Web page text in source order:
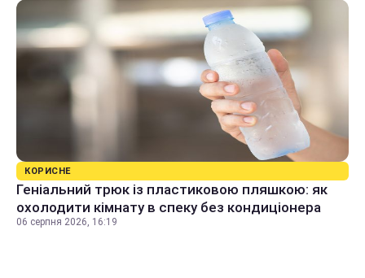
КОРИСНЕ
Геніальний трюк із пластиковою пляшкою: як
охолодити кімнату в спеку без кондиціонера
06 серпня 2026, 16:19